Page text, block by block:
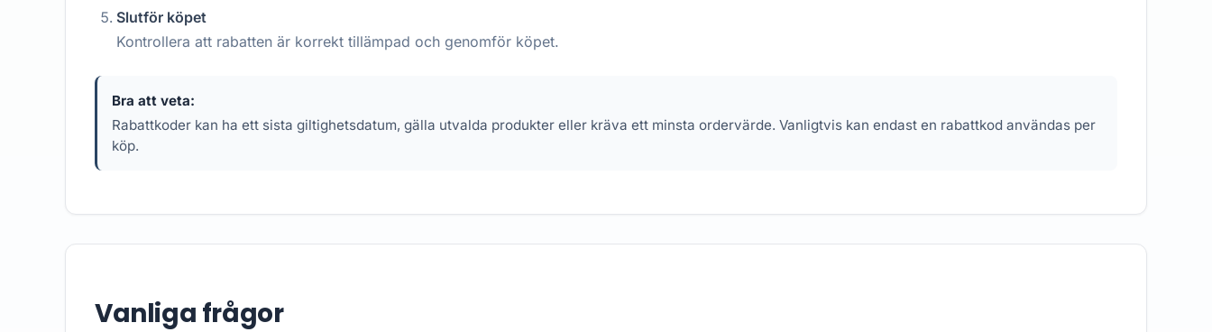
Slutför köpet
Kontrollera att rabatten är korrekt tillämpad och genomför köpet.
Bra att veta:
Rabattkoder kan ha ett sista giltighetsdatum, gälla utvalda produkter eller kräva ett minsta ordervärde. Vanligtvis kan endast en rabattkod användas per
köp.
Vanliga frågor